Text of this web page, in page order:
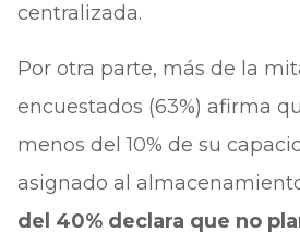
centralizada.
Por otra parte, más de la
encuestados (63%) afirma
menos del 10% de su
asignado al
del 40% declara que no